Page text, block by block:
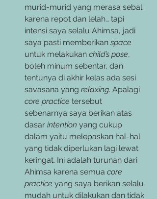
murid-murid yang merasa sebal
karena repot dan lelah… tapi
intensi saya selalu Ahimsa, jadi
saya pasti memberikan space
untuk melakukan child’s pose,
boleh minum sebentar, dan
tentunya di akhir kelas ada sesi
savasana yang relaxing. Apalagi
core practice tersebut
sebenarnya saya berikan atas
dasar intention yang cukup
dalam yaitu melepaskan hal-hal
yang tidak diperlukan lagi lewat
keringat. Ini adalah turunan dari
Ahimsa karena semua core
practice yang saya berikan selalu
mudah untuk dilakukan dan tidak